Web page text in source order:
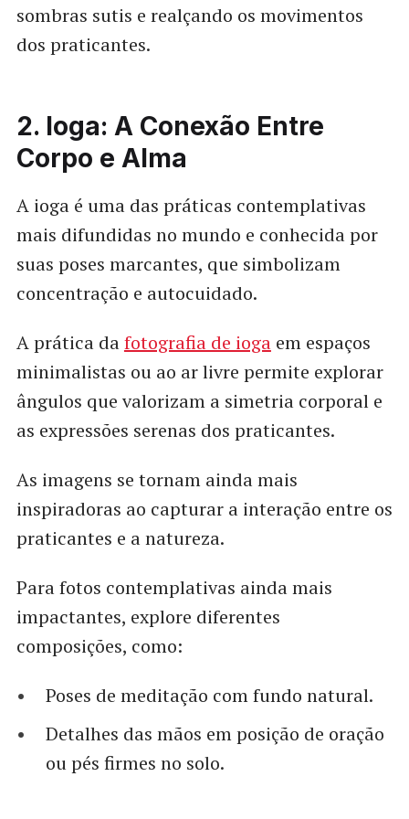
sombras sutis e realçando os movimentos
dos praticantes.
2. Ioga: A Conexão Entre
Corpo e Alma
A ioga é uma das práticas contemplativas
mais difundidas no mundo e conhecida por
suas poses marcantes, que simbolizam
concentração e autocuidado.
A prática dafotografia de iogaem espaços
minimalistas ou ao ar livre permite explorar
ângulos que valorizam a simetria corporal e
as expressões serenas dos praticantes.
As imagens se tornam ainda mais
inspiradoras ao capturar a interação entre os
praticantes e a natureza.
Para fotos contemplativas ainda mais
impactantes, explore diferentes
composições, como:
Poses de meditação com fundo natural.
Detalhes das mãos em posição de oração
ou pés firmes no solo.